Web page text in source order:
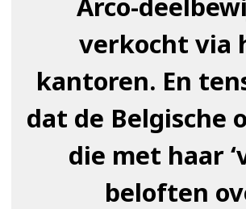
Arco-
verkocht via
kantoren. En
dat de Belgische
die met haar
beloften